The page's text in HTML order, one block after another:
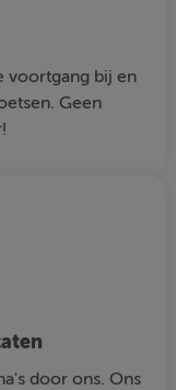
voortgang bij en
Geen
door ons. Ons